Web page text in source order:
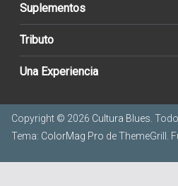
Suplementos
Tributo
Una Experiencia
Copyright © 2026 Cultura Blues .
Tema: ColorMag Pro de ThemeGrill.